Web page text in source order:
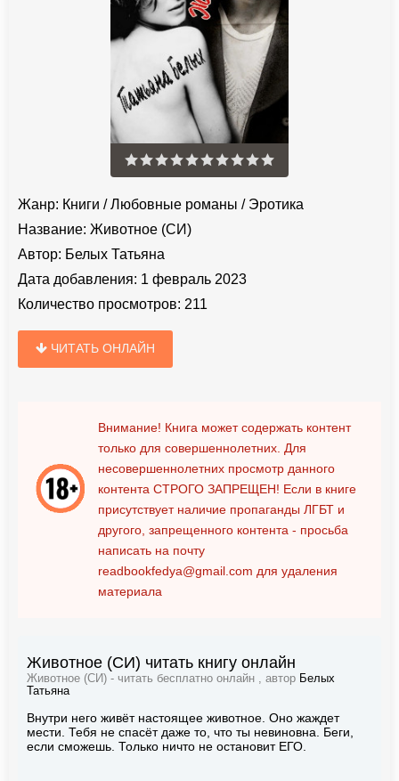
Жанр: Книги /Любовные романы / Эротика
Название: Животное (СИ)
Автор: Белых Татьяна
Дата добавления: 1 февраль 2023
Количество просмотров: 211
ЧИТАТЬ ОНЛАЙН
Внимание! Книга может содержать контент
только для совершеннолетних. Для
несовершеннолетних просмотр данного
контента СТРОГО ЗАПРЕЩЕН! Если в книге
присутствует наличие пропаганды ЛГБТ и
другого, запрещенного контента - просьба
написать на почту
readbookfedya@gmail.com для удаления
материала
Животное (СИ) читать книгу онлайн
Животное (СИ) - читать бесплатно онлайн , автор Белых
Татьяна
Внутри него живёт настоящее животное. Оно жаждет
мести. Тебя не спасёт даже то, что ты невиновна. Беги,
если сможешь. Только ничто не остановит ЕГО.